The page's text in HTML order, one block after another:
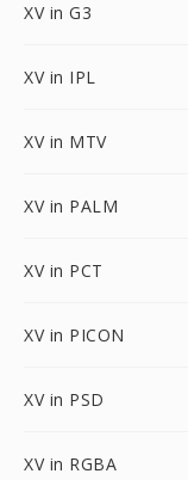
XV in G3
XV in IPL
XV in MTV
XV in PALM
XV in PCT
XV in PICON
XV in PSD
XV in RGBA